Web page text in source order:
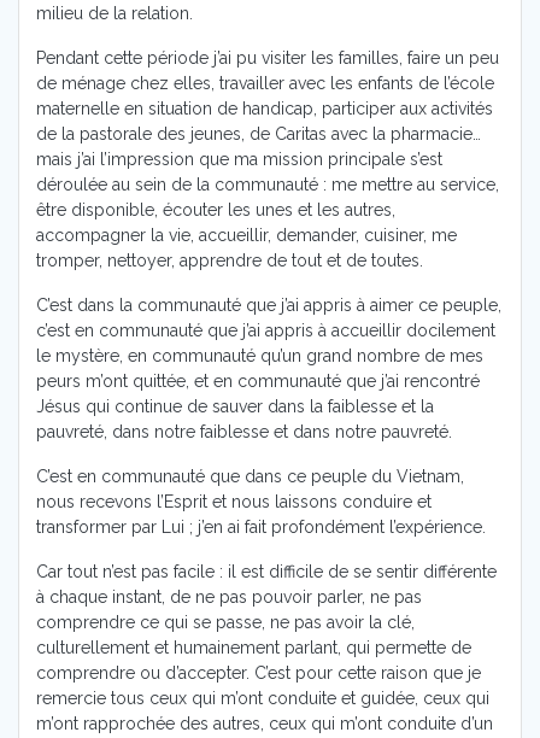
milieu de la relation.
Pendant cette période j’ai pu visiter les familles, faire un peu
de ménage chez elles, travailler avec les enfants de l’école
maternelle en situation de handicap, participer aux activités
de la pastorale des jeunes, de Caritas avec la pharmacie…
mais j’ai l’impression que ma mission principale s’est
déroulée au sein de la communauté : me mettre au service,
être disponible, écouter les unes et les autres,
accompagner la vie, accueillir, demander, cuisiner, me
tromper, nettoyer, apprendre de tout et de toutes.
C’est dans la communauté que j’ai appris à aimer ce peuple,
c’est en communauté que j’ai appris à accueillir docilement
le mystère, en communauté qu’un grand nombre de mes
peurs m’ont quittée, et en communauté que j’ai rencontré
Jésus qui continue de sauver dans la faiblesse et la
pauvreté, dans notre faiblesse et dans notre pauvreté.
C’est en communauté que dans ce peuple du Vietnam,
nous recevons l’Esprit et nous laissons conduire et
transformer par Lui ; j’en ai fait profondément l’expérience.
Car tout n’est pas facile : il est difficile de se sentir différente
à chaque instant, de ne pas pouvoir parler, ne pas
comprendre ce qui se passe, ne pas avoir la clé,
culturellement et humainement parlant, qui permette de
comprendre ou d’accepter. C’est pour cette raison que je
remercie tous ceux qui m’ont conduite et guidée, ceux qui
m’ont rapprochée des autres, ceux qui m’ont conduite d’un